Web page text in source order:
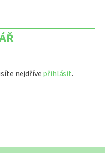
nejdříve přihlásit.